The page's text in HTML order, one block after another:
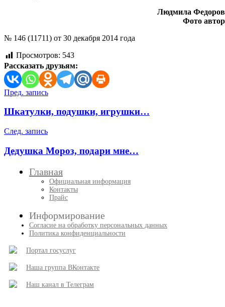
Людмила
Фото
№ 146 (11711) от 30 декабря 2014 года
Просмотров: 543
Рассказать друзьям:
Навигация
по
записям
Пред. запись
Шкатулки, подушки, игрушки…
След. запись
Дедушка Мороз, подари мне…
Главная
Официальная информация
Контакты
Прайс
Информирование
Согласие на обработку персональных данных
Политика конфиденциальности
Портал госуслуг
Наша группа ВКонтакте
Наш канал в Телеграм